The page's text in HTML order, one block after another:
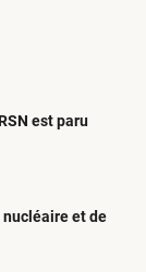
est paru
nucléaire et de